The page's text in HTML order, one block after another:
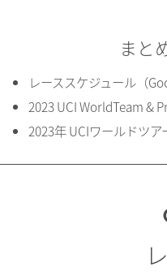
まと
レーススケジュール（
2023 UCI WorldTeam &
2023年 UCIワールドツ